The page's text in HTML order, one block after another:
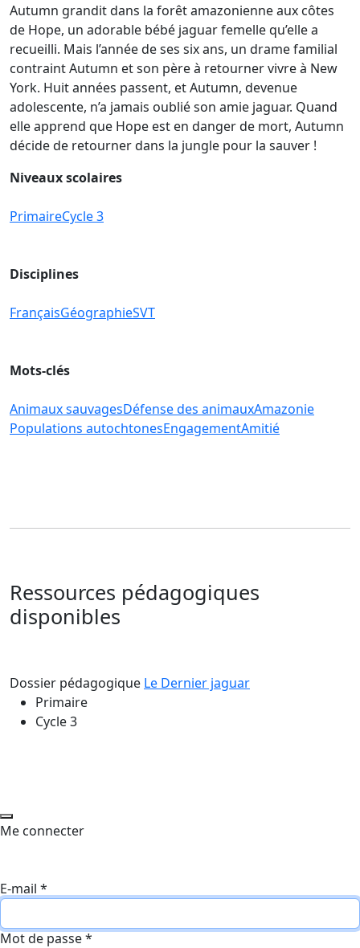
Autumn grandit dans la forêt amazonienne aux côtes
de Hope, un adorable bébé jaguar femelle qu’elle a
recueilli. Mais l’année de ses six ans, un drame familial
contraint Autumn et son père à retourner vivre à New
York. Huit années passent, et Autumn, devenue
adolescente, n’a jamais oublié son amie jaguar. Quand
elle apprend que Hope est en danger de mort, Autumn
décide de retourner dans la jungle pour la sauver !
Niveaux scolaires
PrimaireCycle 3
Disciplines
FrançaisGéographieSVT
Mots-clés
Animaux sauvagesDéfense des animauxAmazonie
Populations autochtonesEngagementAmitié
Ressources pédagogiques
disponibles
Dossier pédagogique Le Dernier jaguar
Primaire
Cycle 3
Me connecter
E-mail *
Mot de passe*